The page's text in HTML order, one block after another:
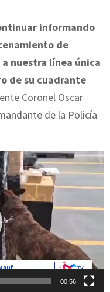
informando
de
nuestra línea única
de su cuadrante
Coronel Oscar
de la Policía
00:56